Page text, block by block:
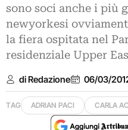
sono soci anche i più
newyorkesi
la fiera ospitata nel
residenziale Upper
di Redazione 06/03/
TAG ADRIAN PACI CARLA